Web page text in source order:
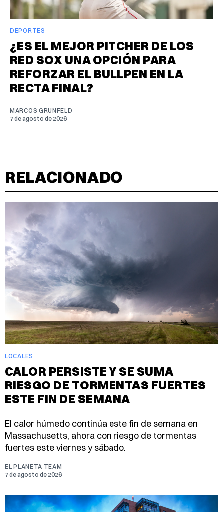
DEPORTES
¿ES EL MEJOR PITCHER DE LOS
RED SOX UNA OPCIÓN PARA
REFORZAR EL BULLPEN EN LA
RECTA FINAL?
MARCOS GRUNFELD
7 de agosto de 2026
RELACIONADO
LOCALES
CALOR PERSISTE Y SE SUMA
RIESGO DE TORMENTAS FUERTES
ESTE FIN DE SEMANA
El calor húmedo continúa este fin de semana en
Massachusetts, ahora con riesgo de tormentas
fuertes este viernes y sábado.
EL PLANETA TEAM
7 de agosto de 2026